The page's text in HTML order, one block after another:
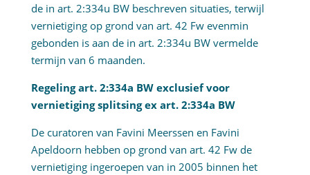
de in art. 2:334u BW beschreven situaties, terwijl
vernietiging op grond van art. 42 Fw evenmin
gebonden is aan de in art. 2:334u BW vermelde
termijn van 6 maanden.
Regeling art. 2:334a BW exclusief voor
vernietiging splitsing ex art. 2:334a BW
De curatoren van Favini Meerssen en Favini
Apeldoorn hebben op grond van art. 42 Fw de
vernietiging ingeroepen van in 2005 binnen het